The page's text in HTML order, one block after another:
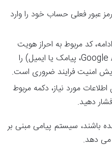
رمز عبور فعلی حساب خود را وارد
کد مربوط به احراز هویت
دوعاملی (از Google Authenticator، پیامک یا ایمیل) را
امنیت فرایند ضروری است.
مورد نیاز، دکمه مربوط
باشند، سیستم پیامی مبنی بر
می دهد.